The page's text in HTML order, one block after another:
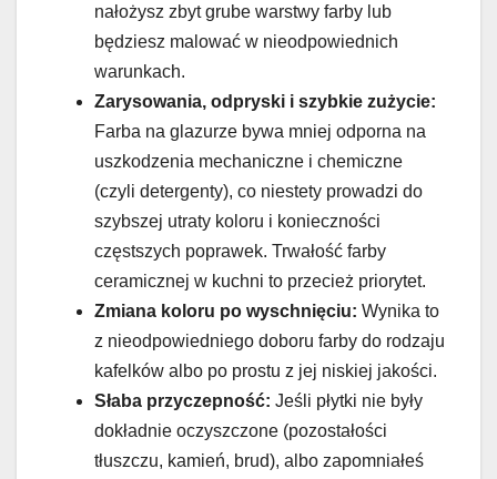
nałożysz zbyt grube warstwy farby lub
będziesz malować w nieodpowiednich
warunkach.
Zarysowania, odpryski i szybkie zużycie:
Farba na glazurze bywa mniej odporna na
uszkodzenia mechaniczne i chemiczne
(czyli detergenty), co niestety prowadzi do
szybszej utraty koloru i konieczności
częstszych poprawek. Trwałość farby
ceramicznej w kuchni to przecież priorytet.
Zmiana koloru po wyschnięciu: Wynika to
z nieodpowiedniego doboru farby do rodzaju
kafelków albo po prostu z jej niskiej jakości.
Słaba przyczepność: Jeśli płytki nie były
dokładnie oczyszczone (pozostałości
tłuszczu, kamień, brud), albo zapomniałeś